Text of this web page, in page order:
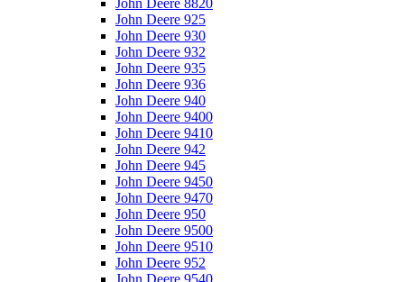
John Deere 8820
John Deere 925
John Deere 930
John Deere 932
John Deere 935
John Deere 936
John Deere 940
John Deere 9400
John Deere 9410
John Deere 942
John Deere 945
John Deere 9450
John Deere 9470
John Deere 950
John Deere 9500
John Deere 9510
John Deere 952
John Deere 9540